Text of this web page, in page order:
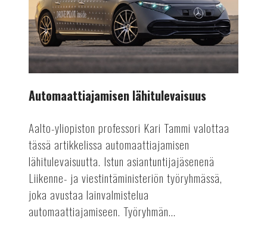
Automaattiajamisen lähitulevaisuus
Aalto-yliopiston professori Kari Tammi valottaa
tässä artikkelissa automaattiajamisen
lähitulevaisuutta. Istun asiantuntijajäsenenä
Liikenne- ja viestintäministeriön työryhmässä,
joka avustaa lainvalmistelua
automaattiajamiseen. Työryhmän...